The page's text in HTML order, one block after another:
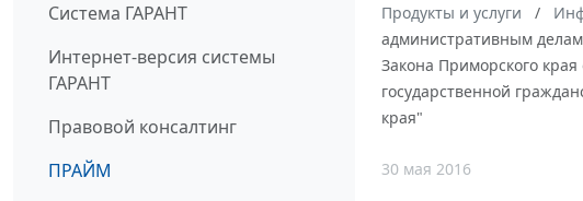
Система ГАРАНТ
Интернет-версия системы
ГАРАНТ
Правовой консалтинг
ПРАЙМ
Продукты и услуги
административным делам
Закона Приморского
государственной
края"
30 мая 2016